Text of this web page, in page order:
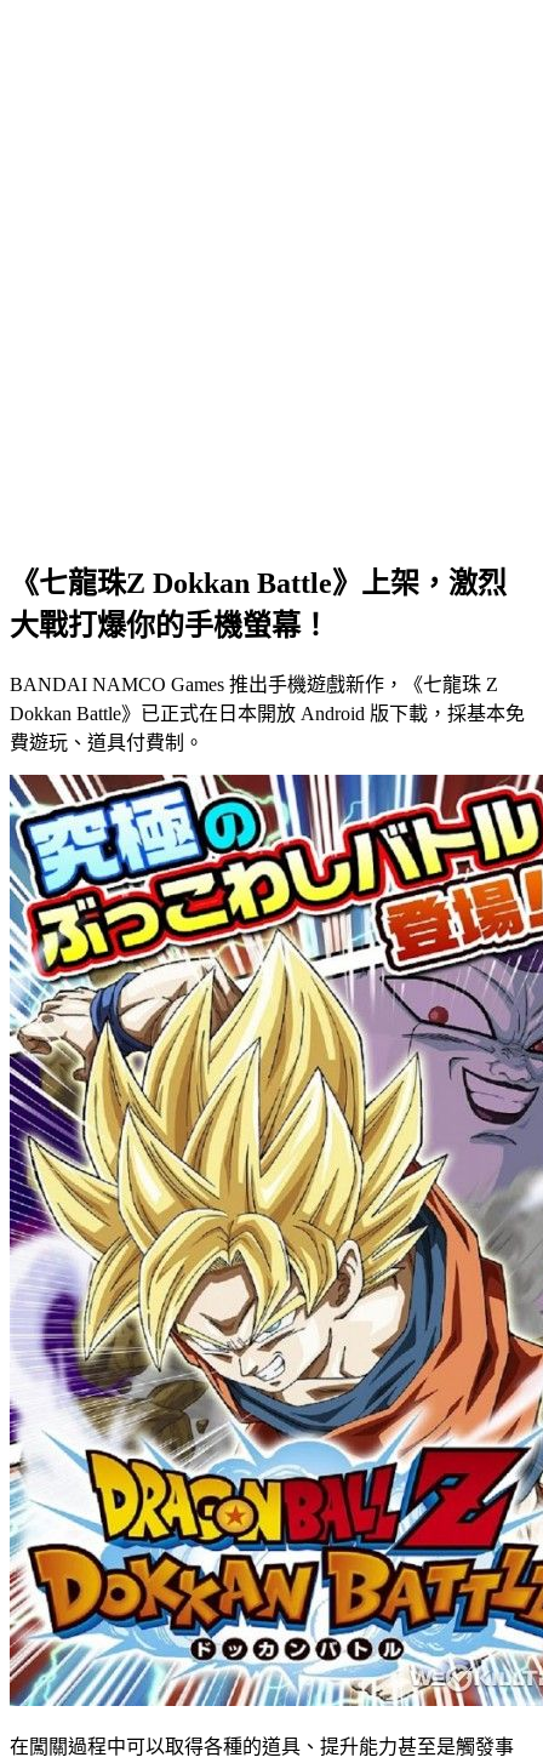
《七龍珠Z Dokkan Battle》上架，激烈
大戰打爆你的手機螢幕！
BANDAI NAMCO Games 推出手機遊戲新作，《七龍珠 Z
Dokkan Battle》已正式在日本開放 Android 版下載，採基本免
費遊玩、道具付費制。
在闖關過程中可以取得各種的道具、提升能力甚至是觸發事